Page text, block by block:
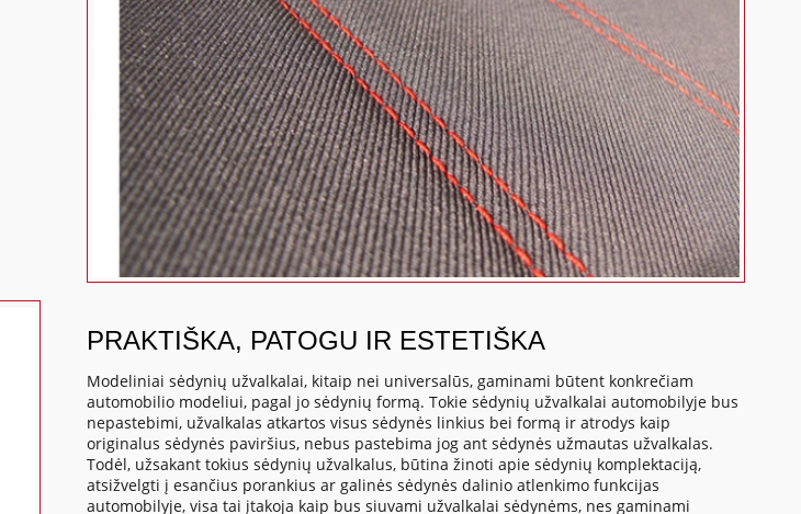
PRAKTIŠKA, PATOGU IR ESTETIŠKA
Modeliniai sėdynių užvalkalai, kitaip nei universalūs, gaminami būtent konkrečiam
automobilio modeliui, pagal jo sėdynių formą. Tokie sėdynių užvalkalai automobilyje bus
nepastebimi, užvalkalas atkartos visus sėdynės linkius bei formą ir atrodys kaip
originalus sėdynės paviršius, nebus pastebima jog ant sėdynės užmautas užvalkalas.
Todėl, užsakant tokius sėdynių užvalkalus, būtina žinoti apie sėdynių komplektaciją,
atsižvelgti į esančius porankius ar galinės sėdynės dalinio atlenkimo funkcijas
automobilyje, visa tai įtakoja kaip bus siuvami užvalkalai sėdynėms, nes gaminami